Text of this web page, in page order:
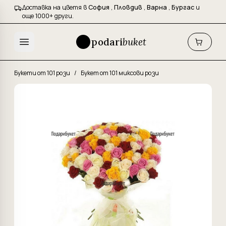
Доставка на цветя вСофия , Пловдив , Варна , Бургас и
още 1000+ други.
podaribuket
Букети от 101 рози / Букет от 101 миксови рози